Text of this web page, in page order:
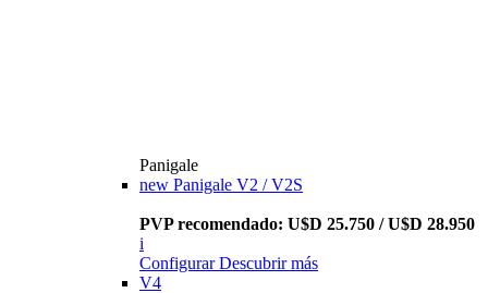
Panigale
new Panigale V2 / V2S
PVP recomendado: U$D 25.750 / U$D 28.950
i
Configurar Descubrir más
V4